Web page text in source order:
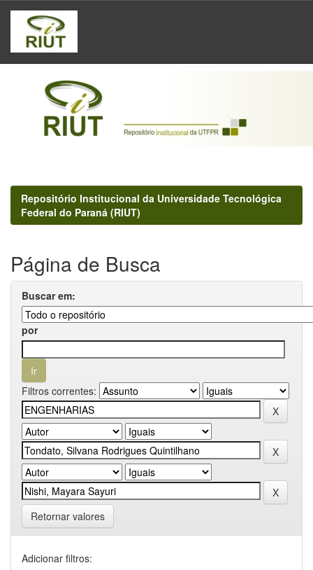
Skip
navigation
Repositório Institucional da Universidade Tecnológica
Federal do Paraná (RIUT)
Página de Busca
Buscar em:
por
Filtros correntes:
Retornar valores
Adicionar filtros: